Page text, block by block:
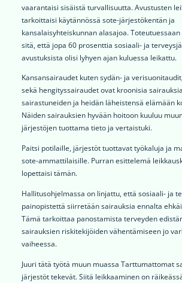
vaarantaisi sisäistä turvallisuutta. Avustusten
tarkoittaisi käytännössä sote-järjestökentän ja
kansalaisyhteiskunnan alasajoa.
sitä, että jopa 60 prosenttia sosiaali- ja
avustuksista olisi lyhyen ajan kuluessa leikattu.
Kansansairaudet kuten sydän- ja
sekä hengityssairaudet ovat kroonisia
sairastuneiden ja heidän läheistensä elämään
Näiden sairauksien hyvään hoitoon kuuluu
järjestöjen tuottama tieto ja vertaistuki.
Paitsi potilaille, järjestöt tuottavat työkaluja ja
sote-ammattilaisille. Purran esittelemä
lopettaisi tämän.
Hallitusohjelmassa on linjattu, että sosiaali- ja
painopistettä siirretään sairauksia ennalta
Tämä tarkoittaa panostamista terveyden
sairauksien riskitekijöiden vähentämiseen jo
vaiheessa.
Juuri tätä työtä muun muassa Tarttumattomat
järjestöt tekevät. Siitä leikkaaminen on